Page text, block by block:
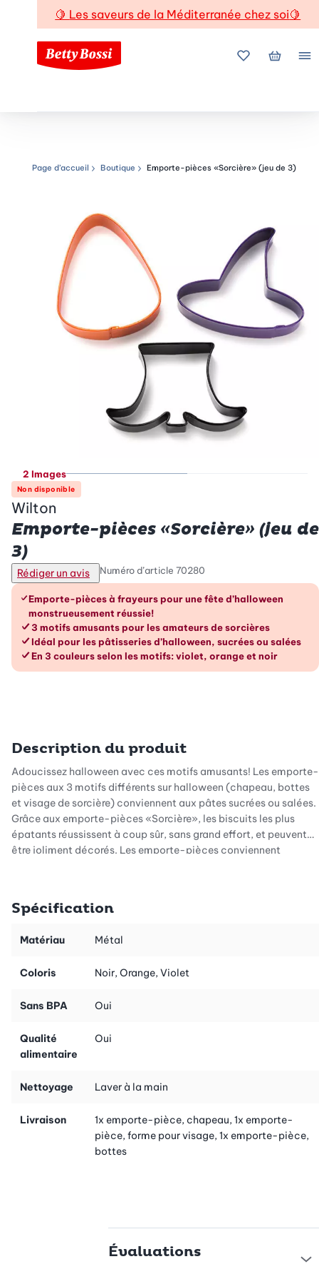
🍋 Les saveurs de la Méditerranée chez soi🍋
Mes favoris
Mon
Chemin de navigation
Page d’accueil Boutique Emporte-pièces «Sorcière» (jeu de 3)
2 Images
Non disponible
Wilton
Emporte-pièces «Sorcière» (jeu de
3)
Rédiger un avis Numéro d’article 70280
Les avantages en un coup d’œil
Emporte-pièces à frayeurs pour une fête d’halloween
monstrueusement réussie!
3 motifs amusants pour les amateurs de sorcières
Idéal pour les pâtisseries d’halloween, sucrées ou salées
En 3 couleurs selon les motifs: violet, orange et noir
Description du produit
Adoucissez halloween avec ces motifs amusants! Les emporte-
pièces aux 3 motifs différents sur halloween (chapeau, bottes
et visage de sorcière) conviennent aux pâtes sucrées ou salées.
Grâce aux emporte-pièces «Sorcière», les biscuits les plus
épatants réussissent à coup sûr, sans grand effort, et peuvent
être joliment décorés. Les emporte-pièces conviennent
Spécification
Matériau Métal
Coloris Noir, Orange, Violet
Sans BPA Oui
Qualité
alimentaire
Oui
Nettoyage Laver à la main
Livraison
1x emporte-pièce, chapeau, 1x emporte-
pièce, forme pour visage, 1x emporte-pièce,
bottes
Évaluations